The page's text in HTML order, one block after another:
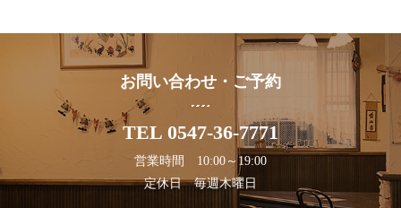
お問い合わせ・ご予約
TEL 0547-36-7771
営業時間 10:00～19:00
定休日 毎週木曜日